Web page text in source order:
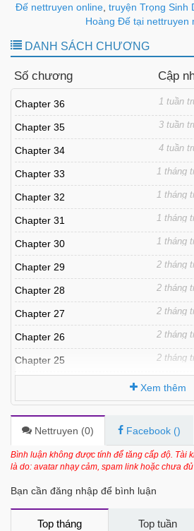
Đế nettruyen online truyện Trọng Sinh
Hoàng Đế tại nettruyen
DANH SÁCH CHƯƠNG
Số chương Cập
Chapter 36 1 tuần
Chapter 35 3 tuần
Chapter 34 4 tuần
Chapter 33 1 tháng
Chapter 32 1 tháng
Chapter 31 1 tháng
Chapter 30 1 tháng
Chapter 29 2 tháng
Chapter 28 2 tháng
Chapter 27 2 tháng
Chapter 26 2 tháng
Chapter 25 2 tháng
Chapter 23 3 tháng
Chapter 22 3 tháng
Chapter 21 4 tháng
4 tháng
Chapter 18 4 tháng
Xem thêm
Nettruyen (0) Facebook ()
Bình luận không được tính để tăng cấp độ. Tài
là do: avatar nhạy cảm, spam link hoặc chưa
Bạn cần đăng nhập để bình luận
Top tháng Top tuần